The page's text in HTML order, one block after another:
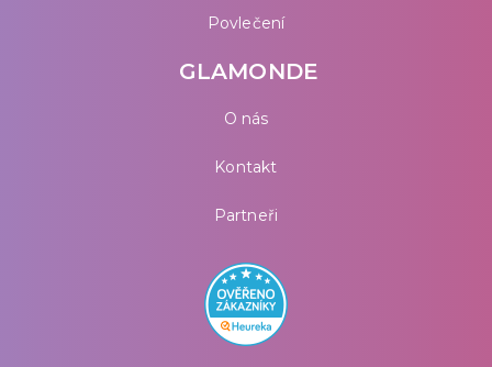
Povlečení
GLAMONDE
O nás
Kontakt
Partneři